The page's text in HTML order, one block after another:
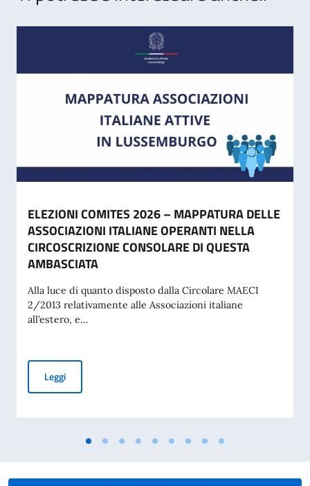
ELEZIONI COMITES 2026 – MAPPATURA DELLE
ASSOCIAZIONI ITALIANE OPERANTI NELLA
CIRCOSCRIZIONE CONSOLARE DI QUESTA
AMBASCIATA
Alla luce di quanto disposto dalla Circolare MAECI
2/2013 relativamente alle Associazioni italiane
all’estero, e...
LeggiELEZIONI COMITES 2026 – MAPPATURA DELLE